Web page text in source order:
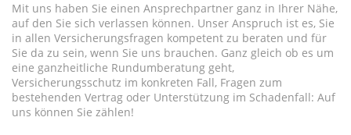
Mit uns haben Sie einen Ansprechpartner ganz in Ihrer Nähe,
auf den Sie sich verlassen können. Unser Anspruch ist es, Sie
in allen Versicherungsfragen kompetent zu beraten und für
Sie da zu sein, wenn Sie uns brauchen. Ganz gleich ob es um
eine ganzheitliche Rundumberatung geht,
Versicherungsschutz im konkreten Fall, Fragen zum
bestehenden Vertrag oder Unterstützung im Schadenfall: Auf
uns können Sie zählen!